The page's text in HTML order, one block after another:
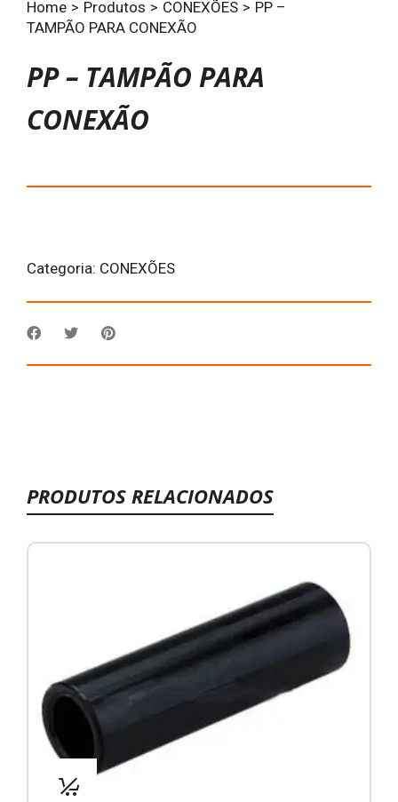
Home > Produtos > CONEXÕES > PP –
TAMPÃO PARA CONEXÃO
PP – TAMPÃO PARA
CONEXÃO
Categoria: CONEXÕES
PRODUTOS RELACIONADOS